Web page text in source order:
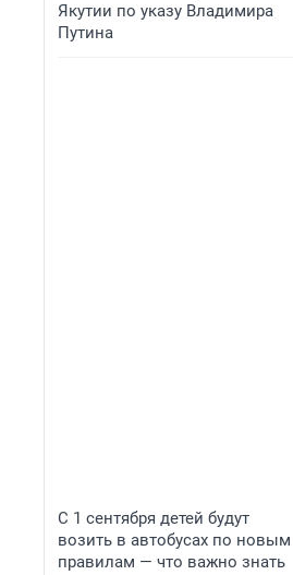
Якутии по указу Владимира
Путина
С 1 сентября детей будут
возить в автобусах по новым
правилам — что важно знать